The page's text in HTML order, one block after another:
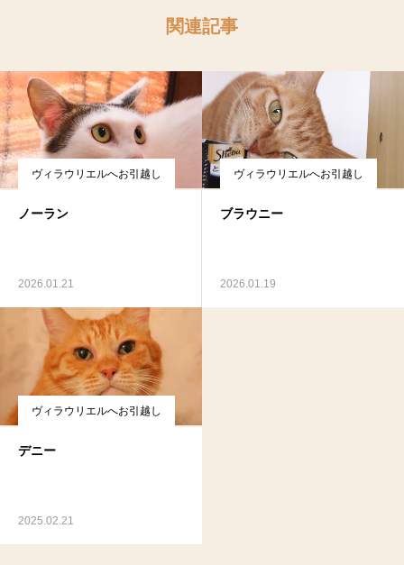
関連記事
ヴィラウリエルへお引越し
ノーラン
2026.01.21
ヴィラウリエルへお引越し
ブラウニー
2026.01.19
ヴィラウリエルへお引越し
デニー
2025.02.21